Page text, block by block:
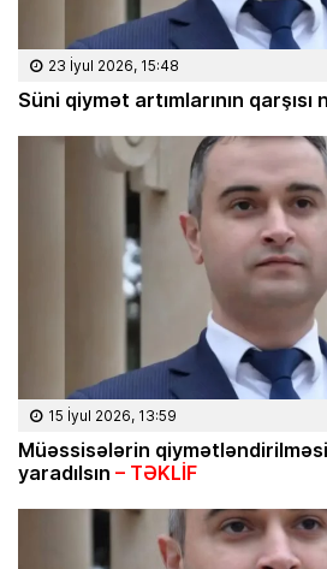
23 İyul 2026, 15:48
Süni qiymət artımlarının qarşısı
15 İyul 2026, 13:59
Müəssisələrin
yaradılsın – TƏKLİF